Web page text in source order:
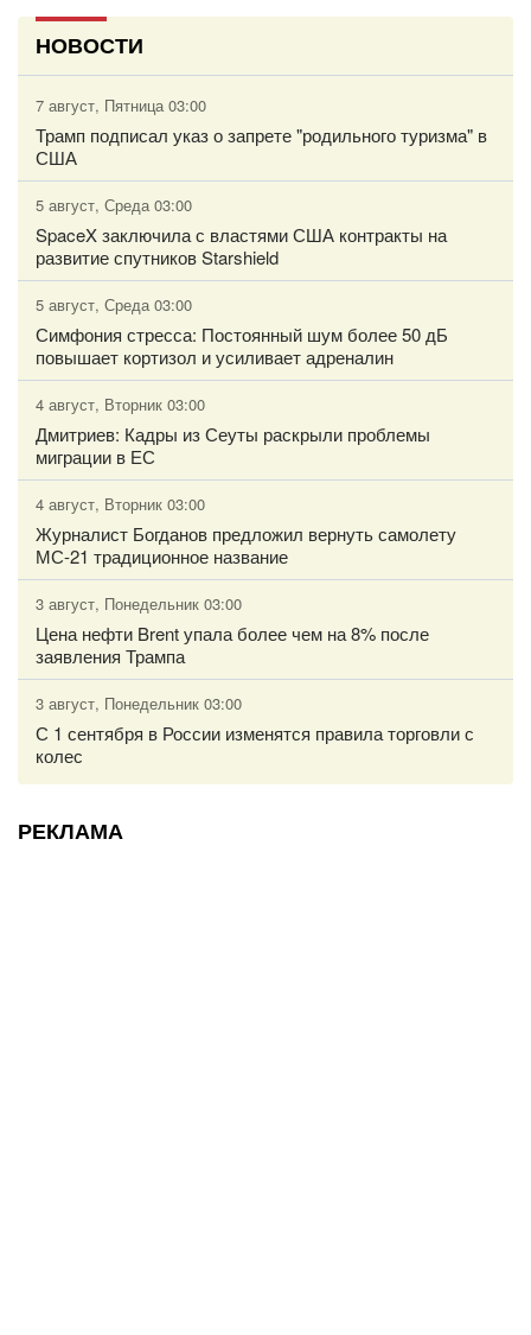
НОВОСТИ
7 август, Пятница 03:00
Трамп подписал указ о запрете "родильного туризма" в
США
5 август, Среда 03:00
SpaceX заключила с властями США контракты на
развитие спутников Starshield
5 август, Среда 03:00
Симфония стресса: Постоянный шум более 50 дБ
повышает кортизол и усиливает адреналин
4 август, Вторник 03:00
Дмитриев: Кадры из Сеуты раскрыли проблемы
миграции в ЕС
4 август, Вторник 03:00
Журналист Богданов предложил вернуть самолету
МС-21 традиционное название
3 август, Понедельник 03:00
Цена нефти Brent упала более чем на 8% после
заявления Трампа
3 август, Понедельник 03:00
С 1 сентября в России изменятся правила торговли с
колес
РЕКЛАМА